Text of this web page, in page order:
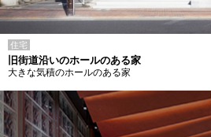
住宅
旧街道沿いのホールのある家
大きな気積のホールのある家